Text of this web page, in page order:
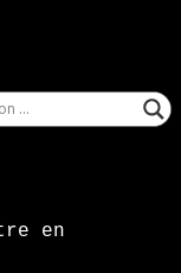
en